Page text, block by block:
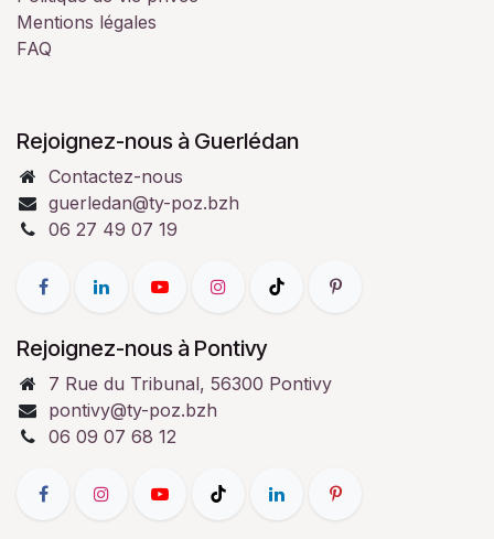
Mentions légales
FAQ
Rejoignez-nous à Guerlédan
Contactez-nous
guerledan@ty-poz.bzh
06 27 49 07 19
Rejoignez-nous à Pontivy
7 Rue du Tribunal, 56300 Pontivy
pontivy@ty-poz.bzh
06 09 07 68 12